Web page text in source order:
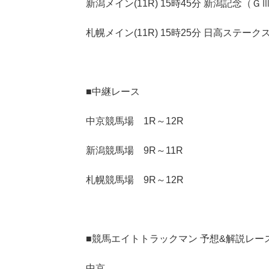
新潟メイン(11R) 15時45分 新潟記念（ＧⅢ
札幌メイン(11R) 15時25分 日高ステークス
■中継レース
中京競馬場 1R～12R
新潟競馬場 9R～11R
札幌競馬場 9R～12R
■競馬エイトトラックマン 予想&解説レー